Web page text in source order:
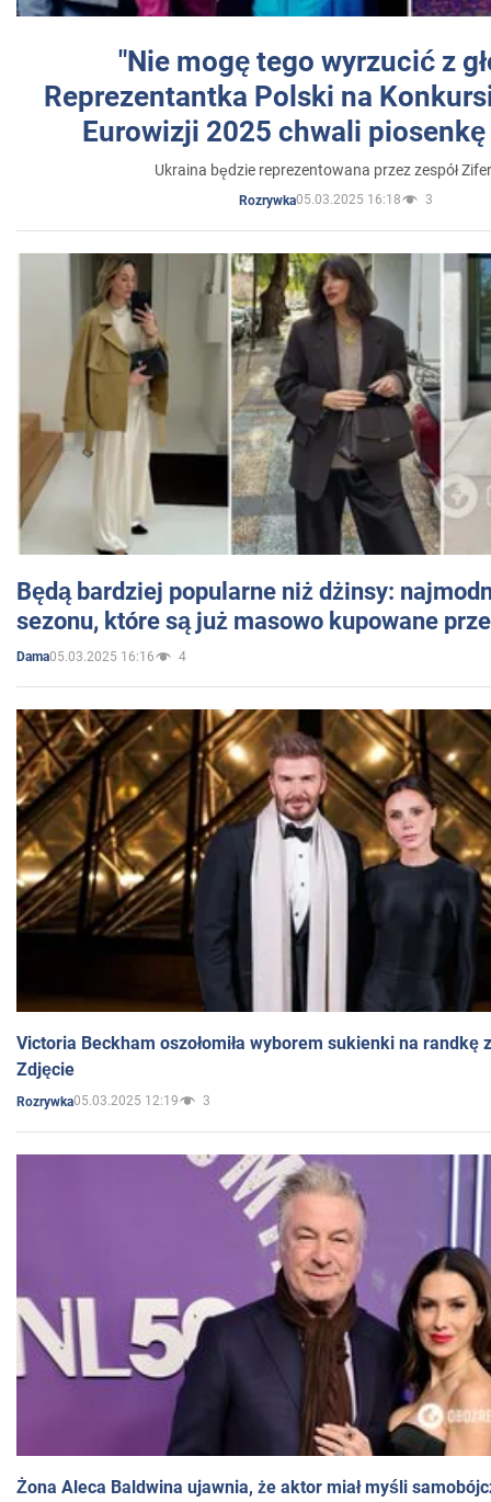
"Nie mogę tego wyrzucić z
Reprezentantka Polski na
Eurowizji 2025 chwali
Ukraina będzie reprezentowana przez zespół
Rozrywka05.03.2025 16:18 3
Będą bardziej popularne niż dżinsy:
sezonu, które są już masowo kupowane
Dama05.03.2025 16:16 4
Victoria Beckham oszołomiła wyborem sukienki na randkę
Zdjęcie
Rozrywka05.03.2025 12:19 3
Żona Aleca Baldwina ujawnia, że aktor miał myśli